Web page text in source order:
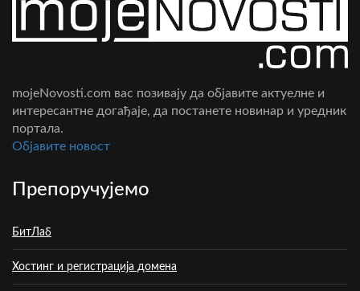
mojeNovosti.com вас позивају да објавите актуелне и
интересантне догађаје, да постанете новинар и уредник
портала.
Oбјавите новост
Препоручујемо
БитЛаб
Хостинг и регистрација домена